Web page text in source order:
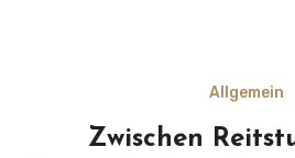
Allgemein
Zwischen